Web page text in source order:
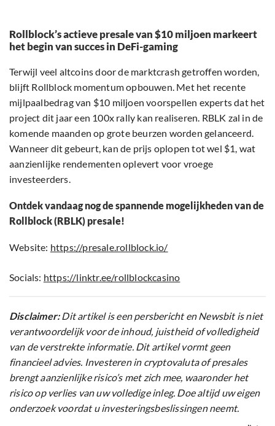
Rollblock’s actieve presale van $10 miljoen markeert
het begin van succes in DeFi-gaming
Terwijl veel altcoins door de marktcrash getroffen worden,
blijft Rollblock momentum opbouwen. Met het recente
mijlpaalbedrag van $10 miljoen voorspellen experts dat het
project dit jaar een 100x rally kan realiseren. RBLK zal in de
komende maanden op grote beurzen worden gelanceerd.
Wanneer dit gebeurt, kan de prijs oplopen tot wel $1, wat
aanzienlijke rendementen oplevert voor vroege
investeerders.
Ontdek vandaag nog de spannende mogelijkheden van de
Rollblock (RBLK) presale!
Website: https://presale.rollblock.io/
Socials: https://linktr.ee/rollblockcasino
Disclaimer:Dit artikel is een persbericht en Newsbit is niet
verantwoordelijk voor de inhoud, juistheid of volledigheid
van de verstrekte informatie. Dit artikel vormt geen
financieel advies. Investeren in cryptovaluta of presales
brengt aanzienlijke risico’s met zich mee, waaronder het
risico op verlies van uw volledige inleg. Doe altijd uw eigen
onderzoek voordat u investeringsbeslissingen neemt.